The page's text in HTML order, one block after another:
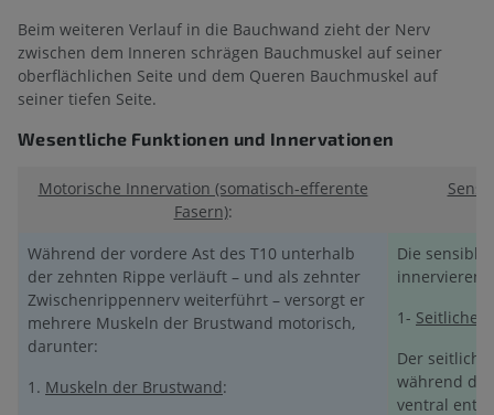
Beim weiteren Verlauf in die Bauchwand zieht der Nerv
zwischen dem Inneren schrägen Bauchmuskel auf seiner
oberflächlichen Seite und dem Queren Bauchmuskel auf
seiner tiefen Seite.
Wesentliche Funktionen und Innervationen
Motorische Innervation (somatisch-efferente
Fasern):
Während der vordere Ast des T10 unterhalb
der zehnten Rippe verläuft – und als zehnter
Zwischenrippennerv weiterführt – versorgt er
mehrere Muskeln der Brustwand motorisch,
darunter:
1. Muskeln der Brustwand:
Die
innervieren
1- Seitlicher
Der
während
ventral